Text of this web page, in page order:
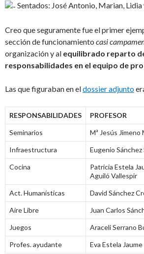
Sentados: José Antonio, Marian,
Creo que seguramente fue el primer
sección de funcionamiento casi
organización y al equilibrado reparto
responsabilidades en el equipo de
Las que figuraban en eldossier adjunto
RESPONSABILIDADES PROFESOR
Seminarios Mª Jesús Jimeno
Infraestructura Eugenio Sánchez
Cocina
Patricia Estela
Aguiló Vallespir
Act. Humanísticas David Sánchez
Aire Libre Juan Carlos
Juegos Araceli Serrano
Profes. ayudante Eva Estela Jaume